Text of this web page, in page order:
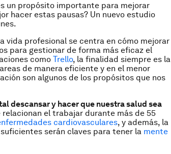
un propósito importante para mejorar
hacer estas pausas? Un nuevo estudio
vida profesional se centra en cómo mejorar
para gestionar de forma más eficaz el
como Trello, la finalidad siempre es la
de manera eficiente y en el menor
son algunos de los propósitos que nos
descansar y hacer que nuestra salud sea
el trabajar durante más de 55
cardiovasculares, y además, la
serán claves para tener la mente